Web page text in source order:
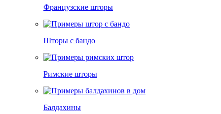
Французские шторы
Шторы с бандо
Римские шторы
Балдахины